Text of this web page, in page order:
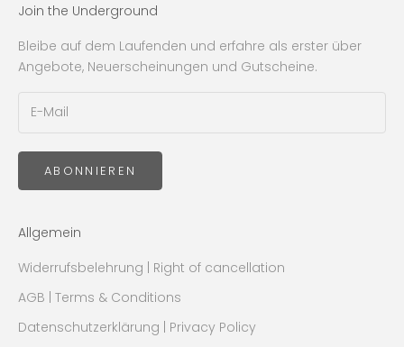
Join the Underground
Bleibe auf dem Laufenden und erfahre als erster über
Angebote, Neuerscheinungen und Gutscheine.
ABONNIEREN
Allgemein
Widerrufsbelehrung | Right of cancellation
AGB | Terms & Conditions
Datenschutzerklärung | Privacy Policy